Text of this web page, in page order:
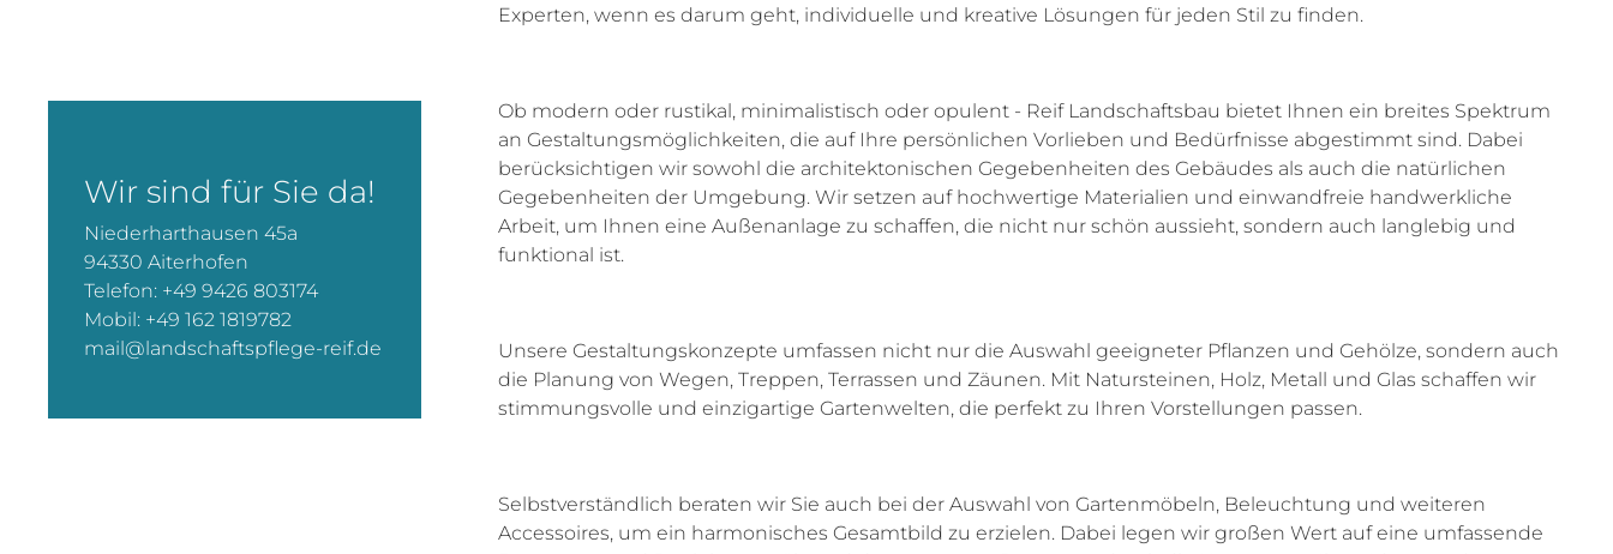
Experten, wenn es darum geht, individuelle und kreative Lösungen für jeden Stil zu finden.
Ob modern oder rustikal, minimalistisch oder opulent - Reif Landschaftsbau bietet Ihnen ein breites Spektrum
an Gestaltungsmöglichkeiten, die auf Ihre persönlichen Vorlieben und Bedürfnisse abgestimmt sind. Dabei
berücksichtigen wir sowohl die architektonischen Gegebenheiten des Gebäudes als auch die natürlichen
Gegebenheiten der Umgebung. Wir setzen auf hochwertige Materialien und einwandfreie handwerkliche
Arbeit, um Ihnen eine Außenanlage zu schaffen, die nicht nur schön aussieht, sondern auch langlebig und
funktional ist.
Unsere Gestaltungskonzepte umfassen nicht nur die Auswahl geeigneter Pflanzen und Gehölze, sondern auch
die Planung von Wegen, Treppen, Terrassen und Zäunen. Mit Natursteinen, Holz, Metall und Glas schaffen wir
stimmungsvolle und einzigartige Gartenwelten, die perfekt zu Ihren Vorstellungen passen.
Selbstverständlich beraten wir Sie auch bei der Auswahl von Gartenmöbeln, Beleuchtung und weiteren
Accessoires, um ein harmonisches Gesamtbild zu erzielen. Dabei legen wir großen Wert auf eine umfassende
Wir sind für Sie da!
Niederharthausen 45a
94330 Aiterhofen
Telefon: +49 9426 803174
Mobil: +49 162 1819782
mail@landschaftspflege-reif.de